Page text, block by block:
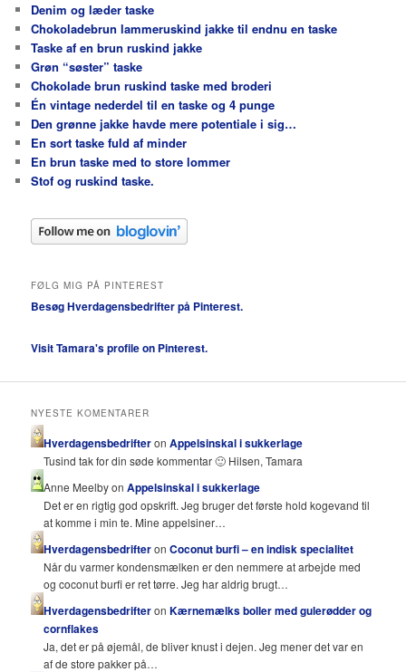
Denim og læder taske
Chokoladebrun lammeruskind jakke til endnu en taske
Taske af en brun ruskind jakke
Grøn “søster” taske
Chokolade brun ruskind taske med broderi
Én vintage nederdel til en taske og 4 punge
Den grønne jakke havde mere potentiale i sig…
En sort taske fuld af minder
En brun taske med to store lommer
Stof og ruskind taske.
FØLG MIG PÅ PINTEREST
Besøg Hverdagensbedrifter på Pinterest.
Visit Tamara's profile on Pinterest.
NYESTE KOMENTARER
HverdagensbedrifteronAppelsinskal i sukkerlage
Tusind tak for din søde kommentar 🙂 Hilsen, Tamara
Anne Meelby onAppelsinskal i sukkerlage
Det er en rigtig god opskrift. Jeg bruger det første hold kogevand til
at komme i min te. Mine appelsiner…
HverdagensbedrifteronCoconut burfi – en indisk specialitet
Når du varmer kondensmælken er den nemmere at arbejde med
og coconut burfi er ret tørre. Jeg har aldrig brugt…
HverdagensbedrifteronKærnemælks boller med gulerødder og
cornflakes
Ja, det er på øjemål, de bliver knust i dejen. Jeg mener det var en
af de store pakker på…